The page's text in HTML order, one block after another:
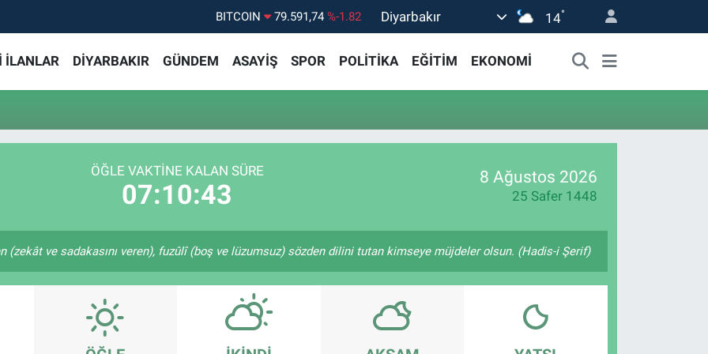
BITCOIN 79.591,74 %-1.82
G.ALTIN
6862,09000 %0.19
Diyarbakır 14°
İLANLAR DİYARBAKIR GÜNDEM ASAYİŞ SPOR POLİTİKA EĞİTİM EKONOMİ
ÖĞLE VAKTİNE KALAN SÜRE
07:10:43
8 Ağustos 2026
25 Safer 1448
(zekât ve sadakasını veren), fuzûlî (boş ve lüzumsuz) sözden dilini tutan kimseye müjdeler olsun. (Hadis-i Şerif)